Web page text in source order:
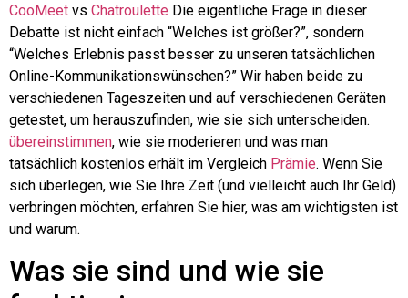
CooMeet vs Chatroulette Die eigentliche Frage in dieser
Debatte ist nicht einfach “Welches ist größer?”, sondern
“Welches Erlebnis passt besser zu unseren tatsächlichen
Online-Kommunikationswünschen?” Wir haben beide zu
verschiedenen Tageszeiten und auf verschiedenen Geräten
getestet, um herauszufinden, wie sie sich unterscheiden.
übereinstimmen, wie sie moderieren und was man
tatsächlich kostenlos erhält im Vergleich Prämie. Wenn Sie
sich überlegen, wie Sie Ihre Zeit (und vielleicht auch Ihr Geld)
verbringen möchten, erfahren Sie hier, was am wichtigsten ist
und warum.
Was sie sind und wie sie